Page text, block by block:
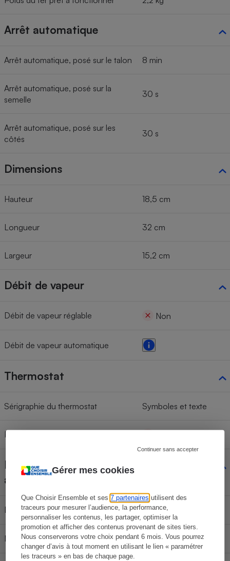
Gérer mes cookies
Que Choisir Ensemble et ses7 partenaires utilisent des
traceurs pour mesurer l’audience, la performance,
personnaliser les contenus, les partager, optimiser la
promotion et afficher des contenus provenant de sites tiers.
Nous conserverons votre choix pendant 6 mois. Vous pourrez
changer d’avis à tout moment en utilisant le lien « paramétrer
les traceurs » en bas de chaque page.
Continuer sans accepter
Arrêt automatique
Arrêt automatique, posé sur le talon 8 min
Arrêt automatique, posé sur la
semelle
30 s
Arrêt automatique, posé sur les
côtés
30 s
Dimensions
Hauteur 18,5 cm
Longueur 32 cm
Largeur 15,2 cm
Débit de vapeur
Débit de vapeur réglable Non
Débit de vapeur automatique
Thermostat
Sérigraphie du thermostat Symboles et texte
Pas de réglage du thermostat
Fonctions
additionnelles
Défroissage vertical Oui
Mode "Eco" Non